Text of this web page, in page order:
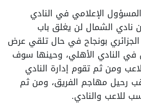
الإعلامي في النادي
نادي الشمال لن يغلق باب
بونجاح في حال تلقي عرض
النادي الأهلي، وحينها سوف
ومن ثم تقوم إدارة النادي
رحيل مهاجم الفريق، ومن ثم
للاعب والنادي.